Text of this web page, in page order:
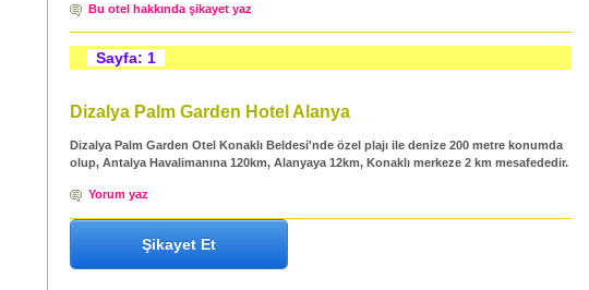
Bu otel hakkında şikayet yaz
Sayfa: 1
Dizalya Palm Garden Hotel Alanya
Dizalya Palm Garden Otel Konaklı Beldesi'nde özel plajı ile denize 200 metre konumda
olup, Antalya Havalimanına 120km, Alanyaya 12km, Konaklı merkeze 2 km mesafededir.
Yorum yaz
Şikayet Et